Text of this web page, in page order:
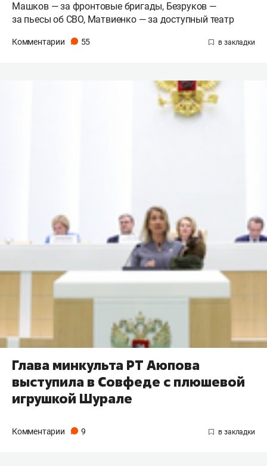
Машков — за фронтовые бригады, Безруков —
за пьесы об СВО, Матвиенко — за доступный театр
Комментарии 55
Глава минкульта РТ Аюпова
выступила в Совфеде с плюшевой
игрушкой Шурале
Комментарии 9